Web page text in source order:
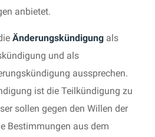
anbietet.
Änderungskündigung als
und als
aussprechen.
ist die Teilkündigung zu
sollen gegen den Willen der
Bestimmungen aus dem